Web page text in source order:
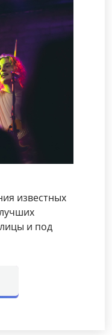
известных
и под